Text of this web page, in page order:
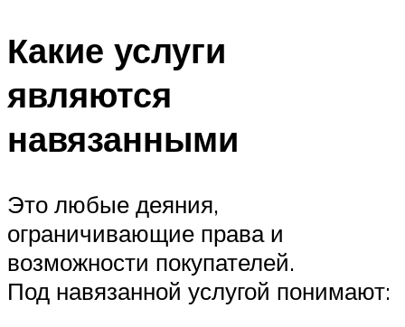
Какие услуги
являются
навязанными
Это любые деяния,
ограничивающие права и
возможности покупателей.
Под навязанной услугой понимают: